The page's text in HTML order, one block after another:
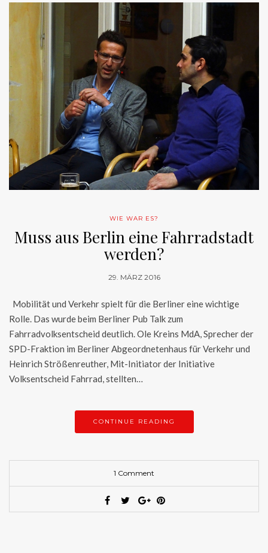
WIE WAR ES?
Muss aus Berlin eine Fahrradstadt
werden?
29. MÄRZ 2016
Mobilität und Verkehr spielt für die Berliner eine wichtige
Rolle. Das wurde beim Berliner Pub Talk zum
Fahrradvolksentscheid deutlich. Ole Kreins MdA, Sprecher der
SPD-Fraktion im Berliner Abgeordnetenhaus für Verkehr und
Heinrich Strößenreuther, Mit-Initiator der Initiative
Volksentscheid Fahrrad, stellten…
CONTINUE READING
1 Comment